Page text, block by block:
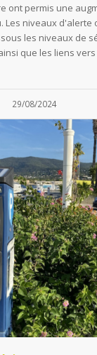
ont permis une
Les niveaux d'alerte
les niveaux de
que les liens
29/08/2024